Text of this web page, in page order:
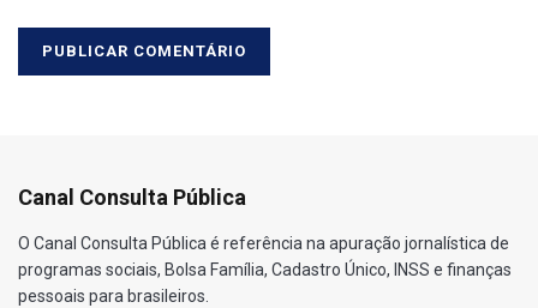
Canal Consulta Pública
O Canal Consulta Pública é referência na apuração jornalística de
programas sociais, Bolsa Família, Cadastro Único, INSS e finanças
pessoais para brasileiros.